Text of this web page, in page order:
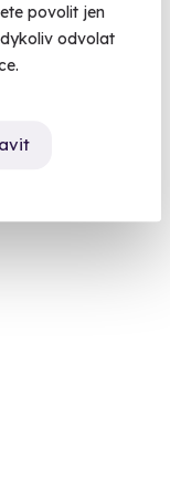
povolit jen
odvolat